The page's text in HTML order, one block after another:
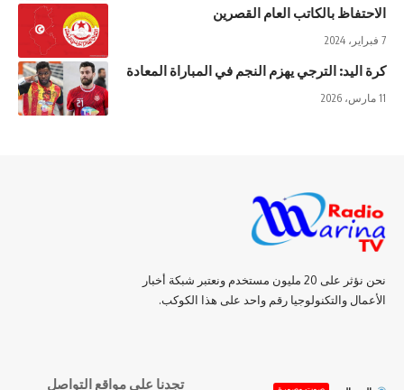
الاحتفاظ بالكاتب العام القصرين
7 فبراير، 2024
كرة اليد: الترجي يهزم النجم في المباراة المعادة
11 مارس، 2026
نحن نؤثر على 20 مليون مستخدم ونعتبر شبكة أخبار
الأعمال والتكنولوجيا رقم واحد على هذا الكوكب.
تجدنا على مواقع التواصل